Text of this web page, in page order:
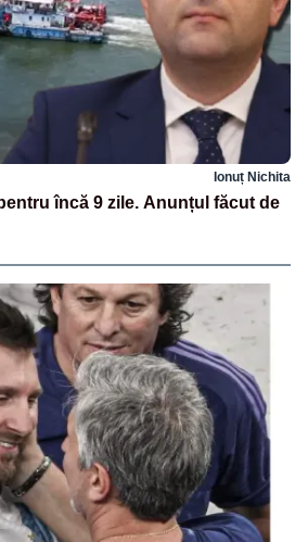
Ionuț Nichita
încă 9 zile. Anunțul făcut de